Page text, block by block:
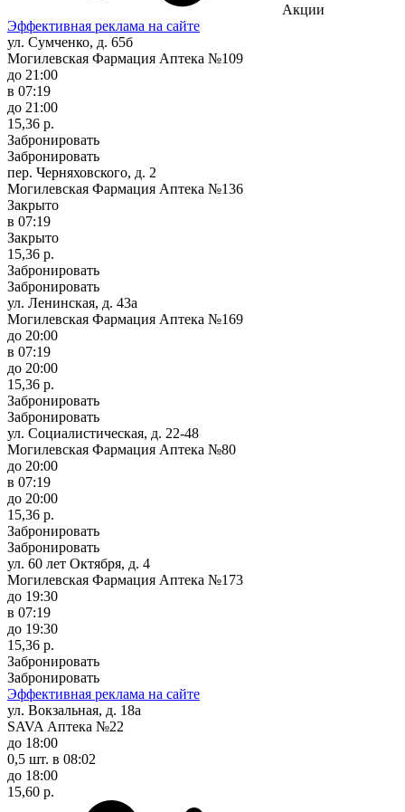
Акции
Эффективная реклама на сайте
ул. Сумченко, д. 65б
Могилевская Фармация Аптека №109
до 21:00
в 07:19
до 21:00
15,36 р.
Забронировать
Забронировать
пер. Черняховского, д. 2
Могилевская Фармация Аптека №136
Закрыто
в 07:19
Закрыто
15,36 р.
Забронировать
Забронировать
ул. Ленинская, д. 43а
Могилевская Фармация Аптека №169
до 20:00
в 07:19
до 20:00
15,36 р.
Забронировать
Забронировать
ул. Социалистическая, д. 22-48
Могилевская Фармация Аптека №80
до 20:00
в 07:19
до 20:00
15,36 р.
Забронировать
Забронировать
ул. 60 лет Октября, д. 4
Могилевская Фармация Аптека №173
до 19:30
в 07:19
до 19:30
15,36 р.
Забронировать
Забронировать
Эффективная реклама на сайте
ул. Вокзальная, д. 18а
SAVA Аптека №22
до 18:00
0,5 шт. в 08:02
до 18:00
15,60 р.